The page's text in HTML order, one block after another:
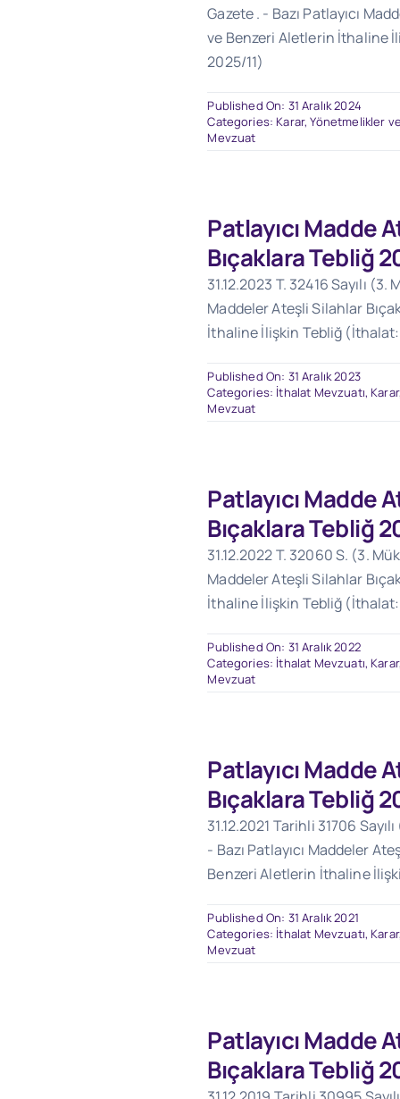
Gazete . - Bazı Patlayıcı
ve Benzeri Aletlerin İthaline
2025/11)
Published On: 31 Aralık 2024
Categories: Karar, Yönetmelikler
Mevzuat
Patlayıcı Madde
Bıçaklara Tebliğ
31.12.2023 T. 32416 Sayılı (3.
Maddeler Ateşli Silahlar
İthaline İlişkin Tebliğ
Published On: 31 Aralık 2023
Categories: İthalat Mevzuatı,
Mevzuat
Patlayıcı Madde
Bıçaklara Tebliğ
31.12.2022 T. 32060 S. (3.
Maddeler Ateşli Silahlar
İthaline İlişkin Tebliğ
Published On: 31 Aralık 2022
Categories: İthalat Mevzuatı,
Mevzuat
Patlayıcı Madde
Bıçaklara Tebliğ
31.12.2021 Tarihli 31706
- Bazı Patlayıcı Maddeler
Benzeri Aletlerin İthaline
Published On: 31 Aralık 2021
Categories: İthalat Mevzuatı,
Mevzuat
Patlayıcı Madde
Bıçaklara Tebliğ